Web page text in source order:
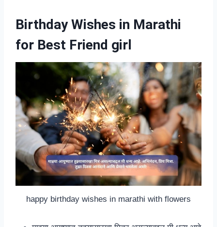
Birthday Wishes in Marathi
for Best Friend girl
happy birthday wishes in marathi with flowers